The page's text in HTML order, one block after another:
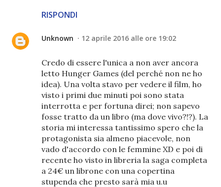
RISPONDI
Unknown 12 aprile 2016 alle ore 19:02
Credo di essere l'unica a non aver ancora
letto Hunger Games (del perché non ne ho
idea). Una volta stavo per vedere il film, ho
visto i primi due minuti poi sono stata
interrotta e per fortuna direi; non sapevo
fosse tratto da un libro (ma dove vivo?!?). La
storia mi interessa tantissimo spero che la
protagonista sia almeno piacevole, non
vado d'accordo con le femmine XD e poi di
recente ho visto in libreria la saga completa
a 24€ un librone con una copertina
stupenda che presto sarà mia u.u